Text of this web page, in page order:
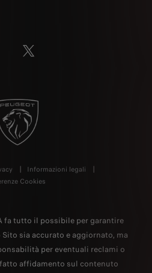
Informazioni legali
Cookies
fa tutto il possibile per garantire
sia accurato e aggiornato, ma
per eventuali reclami o
affidamento sul contenuto